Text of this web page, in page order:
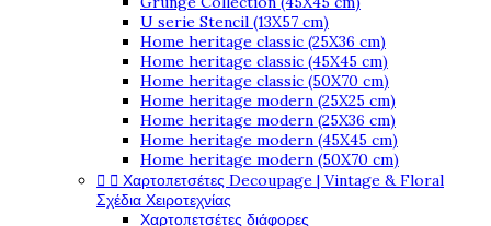
U serie Stencil (13X57 cm)
Home heritage classic (25X36 cm)
Home heritage classic (45X45 cm)
Home heritage classic (50X70 cm)
Home heritage modern (25X25 cm)
Home heritage modern (25X36 cm)
Home heritage modern (45X45 cm)
Home heritage modern (50X70 cm)
  Χαρτοπετσέτες Decoupage | Vintage & Floral
Σχέδια Χειροτεχνίας
Χαρτοπετσέτες διάφορες